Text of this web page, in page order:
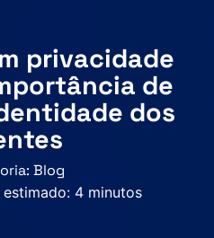
privacidade
de
dos
Blog
4 minutos